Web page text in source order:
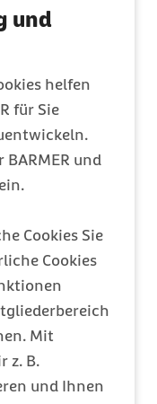
und
helfen
für Sie
BARMER und
Cookies Sie
Cookies
Mit
z. B.
und Ihnen
ein
von uns
wenn sie zu
Wir
Diskussion
über die
sich die
stärker
dass ich
dem
will.
neue